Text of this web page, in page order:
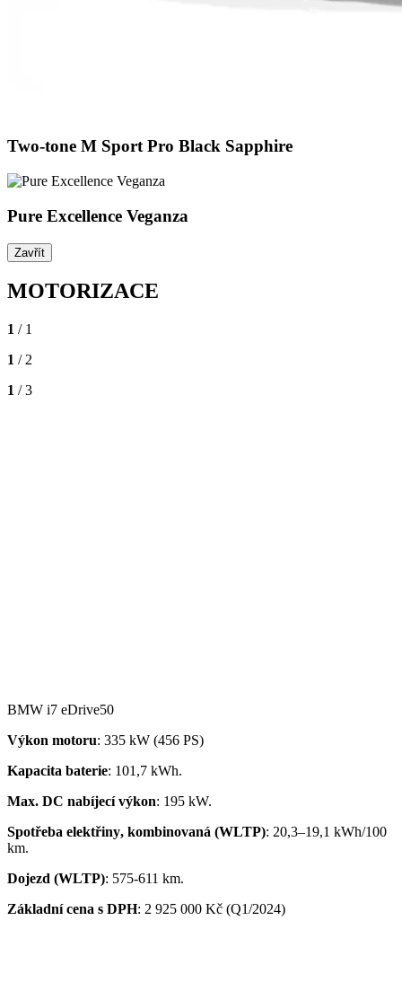
Two-tone M Sport Pro Black Sapphire
Pure Excellence Veganza
Zavřít
MOTORIZACE
1 / 1
1 / 2
1 / 3
BMW i7 eDrive50
Výkon motoru: 335 kW (456 PS)
Kapacita baterie: 101,7 kWh.
Max. DC nabíjecí výkon: 195 kW.
Spotřeba elektřiny, kombinovaná (WLTP): 20,3–19,1 kWh/100
km.
Dojezd (WLTP): 575-611 km.
Základní cena s DPH: 2 925 000 Kč (Q1/2024)